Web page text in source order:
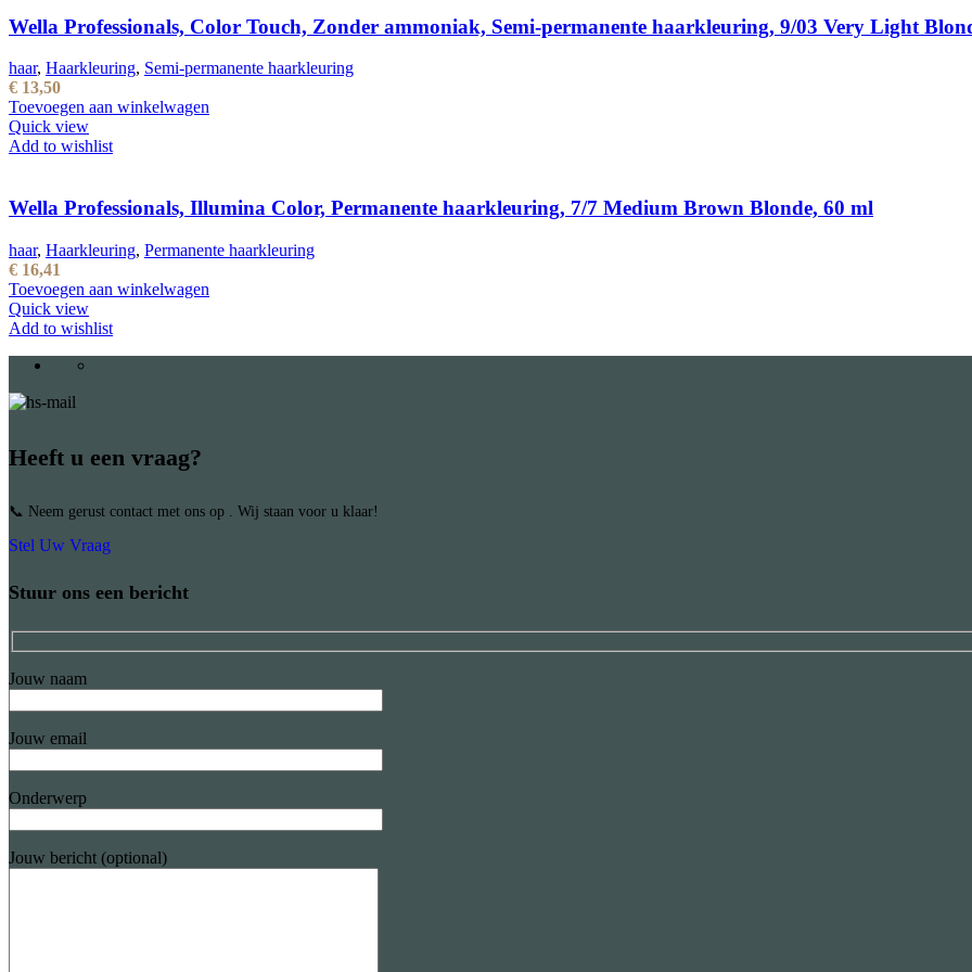
Wella Professionals, Color Touch, Zonder ammoniak, Semi-permanente haarkleuring, 9/03 Very Light
haar, Haarkleuring, Semi-permanente haarkleuring
€ 13,50
Toevoegen aan winkelwagen
Quick view
Add to wishlist
Wella Professionals, Illumina Color, Permanente haarkleuring, 7/7 Medium Brown Blonde, 60 ml
haar, Haarkleuring, Permanente haarkleuring
€ 16,41
Toevoegen aan winkelwagen
Quick view
Add to wishlist
Heeft u een vraag?
📞 Neem gerust contact met ons op . Wij staan voor u klaar!
Stel Uw Vraag
Stuur ons een bericht
Jouw naam
Jouw email
Onderwerp
Jouw bericht (optional)